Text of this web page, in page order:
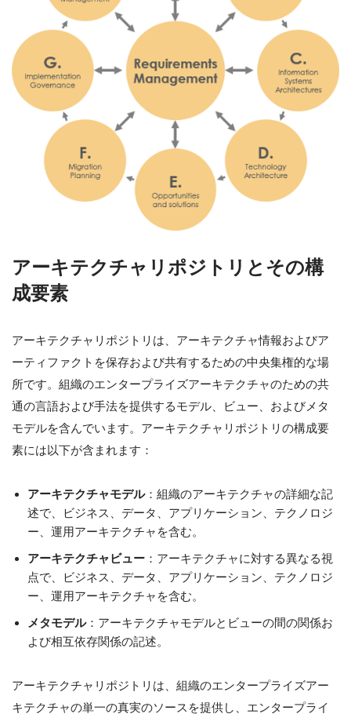
アーキテクチャリポジトリとその構
成要素
アーキテクチャリポジトリは、アーキテクチャ情報およびア
ーティファクトを保存および共有するための中央集権的な場
所です。組織のエンタープライズアーキテクチャのための共
通の言語および手法を提供するモデル、ビュー、およびメタ
モデルを含んでいます。アーキテクチャリポジトリの構成要
素には以下が含まれます：
アーキテクチャモデル：組織のアーキテクチャの詳細な記
述で、ビジネス、データ、アプリケーション、テクノロジ
ー、運用アーキテクチャを含む。
アーキテクチャビュー ：アーキテクチャに対する異なる視
点で、ビジネス、データ、アプリケーション、テクノロジ
ー、運用アーキテクチャを含む。
メタモデル：アーキテクチャモデルとビューの間の関係お
よび相互依存関係の記述。
アーキテクチャリポジトリは、組織のエンタープライズアー
キテクチャの単一の真実のソースを提供し、エンタープライ